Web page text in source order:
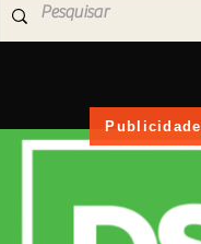
Publicidade